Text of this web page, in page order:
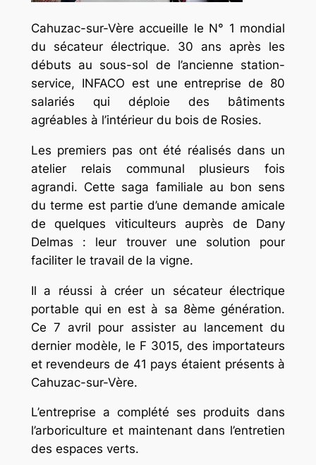
Cahuzac-sur-Vère accueille le N° 1 mondial
du sécateur électrique. 30 ans après les
débuts au sous-sol de l’ancienne station-
service, INFACO est une entreprise de 80
salariés qui déploie des bâtiments
agréables à l’intérieur du bois de Rosies.
Les premiers pas ont été réalisés dans un
atelier relais communal plusieurs fois
agrandi. Cette saga familiale au bon sens
du terme est partie d’une demande amicale
de quelques viticulteurs auprès de Dany
Delmas : leur trouver une solution pour
faciliter le travail de la vigne.
Il a réussi à créer un sécateur électrique
portable qui en est à sa 8ème génération.
Ce 7 avril pour assister au lancement du
dernier modèle, le F 3015, des importateurs
et revendeurs de 41 pays étaient présents à
Cahuzac-sur-Vère.
L’entreprise a complété ses produits dans
l’arboriculture et maintenant dans l’entretien
des espaces verts.